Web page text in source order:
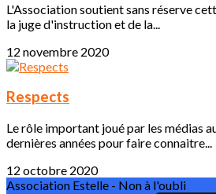
L'Association soutient sans réserve
la juge d'instruction et de la...
12 novembre 2020
Respects
Le rôle important joué par les médias
dernières années pour faire connaitre...
12 octobre 2020
Association Estelle - Non à l'oubli